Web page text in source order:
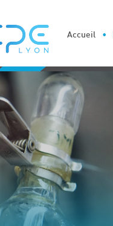
Accueil